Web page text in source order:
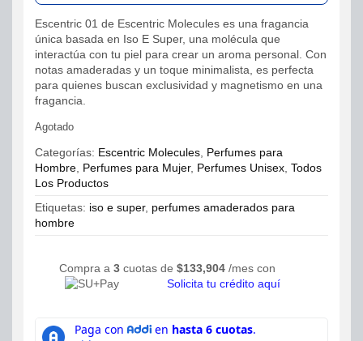
Escentric 01 de Escentric Molecules es una fragancia
única basada en Iso E Super, una molécula que
interactúa con tu piel para crear un aroma personal. Con
notas amaderadas y un toque minimalista, es perfecta
para quienes buscan exclusividad y magnetismo en una
fragancia.
Agotado
Categorías: Escentric Molecules Perfumes para
Hombre Perfumes para Mujer, Perfumes Unisex Todos
Los Productos
Etiquetas: iso e super, perfumes amaderados para
hombre
Compra a 3 cuotas de $133,904 /mes con
Solicita tu crédito aquí